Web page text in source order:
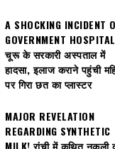
A SHOCKING INCIDENT
GOVERNMENT
चूरू के सरकारी अस्पताल में
हादसा, इलाज कराने पहुंची
पर गिरा छत का प्लास्टर
MAJOR REVELATION
REGARDING SYNTHETIC
MILK! रांची में कथित नकली